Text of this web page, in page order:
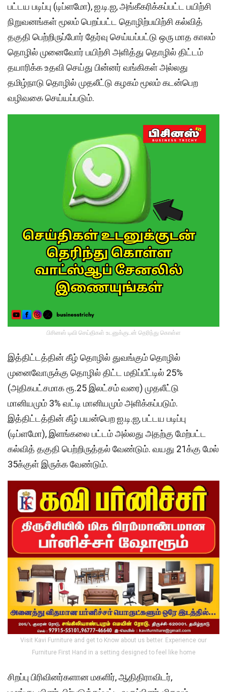
பட்டய படிப்பு (டிப்ளமோ), ஐ.டி.ஐ, அங்கீகரிக்கப்பட்ட பயிற்சி
நிறுவனங்கள் மூலம் பெறப்பட்ட தொழிற்பயிற்சி கல்வித்
தகுதி பெற்றிருப்போர் தேர்வு செய்யப்பட்டு ஒரு மாத காலம்
தொழில் முனைவோர் பயிற்சி அளித்து தொழில் திட்டம்
தயாரிக்க உதவி செய்து பின்னர் வங்கிகள் அல்லது
தமிழ்நாடு தொழில் முதலீட்டு கழகம் மூலம் கடன்பெற
வழிவகை செய்யப்படும்.
பிசினஸ் டிவி செய்திகள் உடனுக்குடன் தெரிந்து கொள்ள
இத்திட்டத்தின் கீழ் தொழில் துவங்கும் தொழில்
முனைவோருக்கு தொழில் திட்ட மதிப்பீட்டில் 25%
(அதிகபட்சமாக ரூ.25 இலட்சம் வரை) முதலீட்டு
மானியமும் 3% வட்டி மானியமும் அளிக்கப்படும்.
இத்திட்டத்தின் கீழ் பயன்பெற ஐ.டி.ஐ, பட்டய படிப்பு
(டிப்ளமோ), இளங்கலை பட்டம் அல்லது அதற்கு மேற்பட்ட
கல்வித் தகுதி பெற்றிருத்தல் வேண்டும். வயது 21க்கு மேல்
35க்குள் இருக்க வேண்டும்.
Visit Kavi Furniture and get to Know about us better. Experience our
Furniture First Hand in a setting designed to feel like home
சிறப்பு பிரிவினர்களான மகளிர், ஆதிதிராவிடர்,